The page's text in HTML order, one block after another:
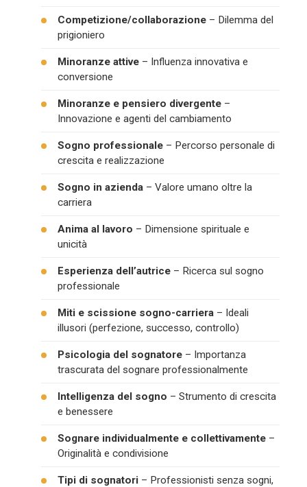
Competizione/collaborazione – Dilemma del
prigioniero
Minoranze attive – Influenza innovativa e
conversione
Minoranze e pensiero divergente –
Innovazione e agenti del cambiamento
Sogno professionale – Percorso personale di
crescita e realizzazione
Sogno in azienda – Valore umano oltre la
carriera
Anima al lavoro – Dimensione spirituale e
unicità
Esperienza dell’autrice – Ricerca sul sogno
professionale
Miti e scissione sogno-carriera – Ideali
illusori (perfezione, successo, controllo)
Psicologia del sognatore – Importanza
trascurata del sognare professionalmente
Intelligenza del sogno – Strumento di crescita
e benessere
Sognare individualmente e collettivamente –
Originalità e condivisione
Tipi di sognatori – Professionisti senza sogni,